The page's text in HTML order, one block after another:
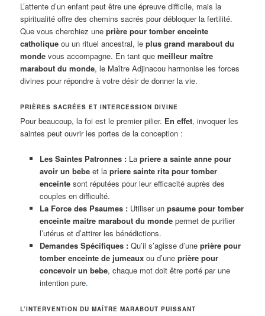
L’attente d’un enfant peut être une épreuve difficile, mais la
spiritualité offre des chemins sacrés pour débloquer la fertilité.
Que vous cherchiez uneprière pour tomber enceinte
catholique ou un rituel ancestral, leplus grand marabout du
monde vous accompagne. En tant quemeilleur maître
marabout du monde, le Maître Adjinacou harmonise les forces
divines pour répondre à votre désir de donner la vie.
PRIÈRES SACRÉES ET INTERCESSION DIVINE
Pour beaucoup, la foi est le premier pilier. En effet, invoquer les
saintes peut ouvrir les portes de la conception :
Les Saintes Patronnes :La priere a sainte anne pour
avoir un bebeet la priere sainte rita pour tomber
enceintesont réputées pour leur efficacité auprès des
couples en difficulté.
La Force des Psaumes :Utiliser un psaume pour tomber
enceinte maitre marabout du mondepermet de purifier
l’utérus et d’attirer les bénédictions.
Demandes Spécifiques :Qu’il s’agisse d’une prière pour
tomber enceinte de jumeauxou d’une prière pour
concevoir un bebe, chaque mot doit être porté par une
intention pure.
L’INTERVENTION DU MAÎTRE MARABOUT PUISSANT